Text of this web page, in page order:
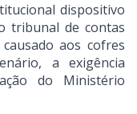
dispositivo
tribunal de contas
aos cofres
a exigência
do Ministério